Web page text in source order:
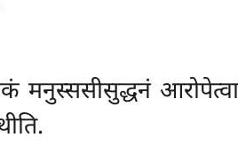
मनुस्ससीसुद्धनं